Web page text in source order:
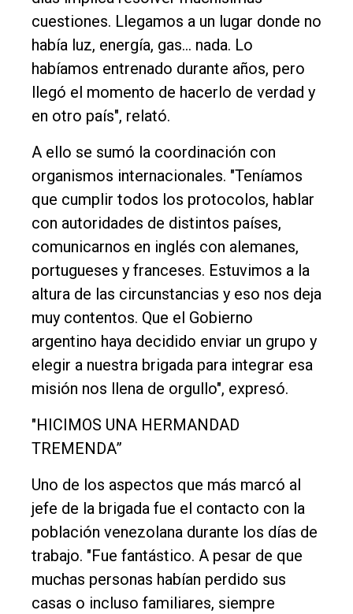
cuestiones. Llegamos a un lugar donde no
había luz, energía, gas... nada. Lo
habíamos entrenado durante años, pero
llegó el momento de hacerlo de verdad y
en otro país", relató.
A ello se sumó la coordinación con
organismos internacionales. "Teníamos
que cumplir todos los protocolos, hablar
con autoridades de distintos países,
comunicarnos en inglés con alemanes,
portugueses y franceses. Estuvimos a la
altura de las circunstancias y eso nos deja
muy contentos. Que el Gobierno
argentino haya decidido enviar un grupo y
elegir a nuestra brigada para integrar esa
misión nos llena de orgullo", expresó.
"HICIMOS UNA HERMANDAD
TREMENDA”
Uno de los aspectos que más marcó al
jefe de la brigada fue el contacto con la
población venezolana durante los días de
trabajo. "Fue fantástico. A pesar de que
muchas personas habían perdido sus
casas o incluso familiares, siempre